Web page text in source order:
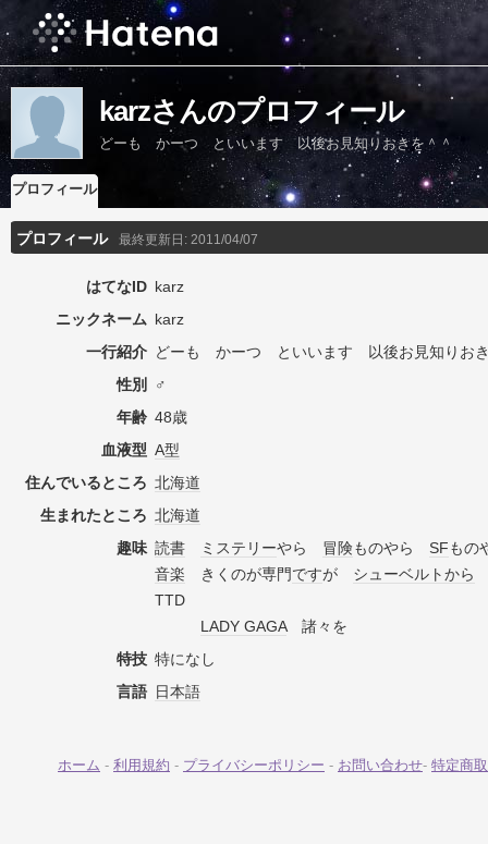
karzさんのプロフィール
どーも かーつ といいます 以後お見知りおきを＾＾
プロフィール
プロフィール 最終更新日: 2011/04/07
はてなID karz
ニックネーム karz
一行紹介 どーも かーつ といいます 以後お見知りお
性別
♂
年齢 48歳
血液型 A型
住んでいるところ 北海道
生まれたところ 北海道
趣味 読書 ミステリーやら 冒険ものやら SFもの
音楽 きくのが専門ですが シューベルトから
TTD
LADY GAGA諸々を
特技 特になし
言語 日本語
ホーム - 利用規約 - プライバシーポリシー - お問い合わせ- 特定商